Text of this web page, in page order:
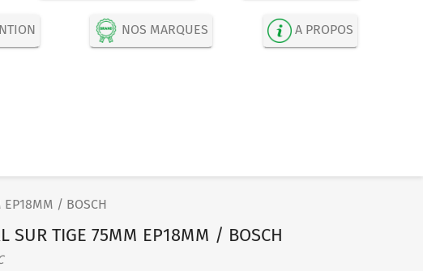
NOS MARQUES A PROPOS
EP18MM / BOSCH
SUR TIGE 75MM EP18MM / BOSCH